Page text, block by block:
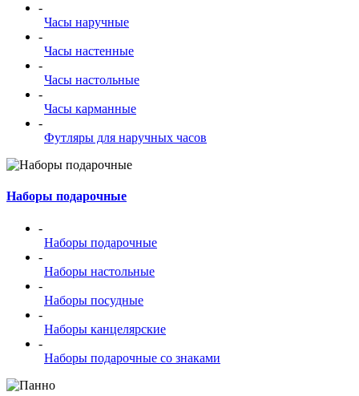
-
Часы наручные
-
Часы настенные
-
Часы настольные
-
Часы карманные
-
Футляры для наручных часов
Наборы подарочные
-
Наборы подарочные
-
Наборы настольные
-
Наборы посудные
-
Наборы канцелярские
-
Наборы подарочные со знаками